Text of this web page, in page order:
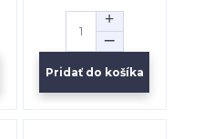
Pridať do košíka